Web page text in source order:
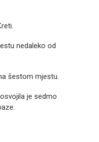
nedaleko od
šestom mjestu.
je sedmo